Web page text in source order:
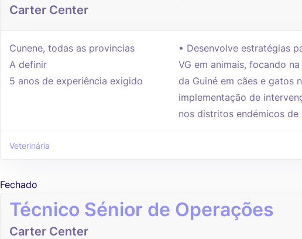
Carter Center
Cunene, todas as provincias
A definir
5 anos de experiência exigido
• Desenvolve estratégias
VG em animais, focando
da Guiné em cães e gatos
implementação de
nos distritos endémicos de
Veterinária
Fechado
Técnico Sénior de Operações
Carter Center